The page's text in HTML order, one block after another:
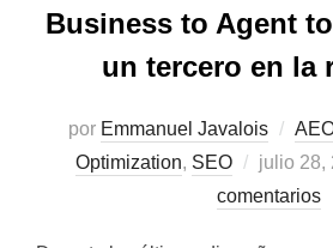
Business to Agent
un tercero en la
por Emmanuel Javalois
Optimization, SEO
el
julio 28,
comentarios